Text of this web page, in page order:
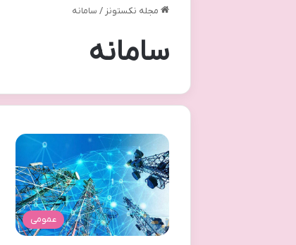
مجله نکستونز / سامانه
سامانه
عمومی